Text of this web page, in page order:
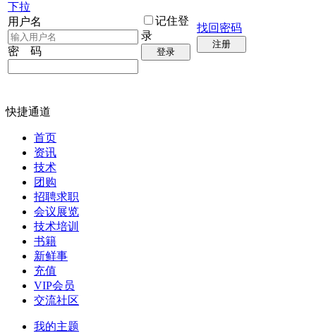
下拉
用户名
密 码
记住登
录
登录
找回密码
注册
快捷通道
首页
资讯
技术
团购
招聘求职
会议展览
技术培训
书籍
新鲜事
充值
VIP会员
交流社区
我的主题